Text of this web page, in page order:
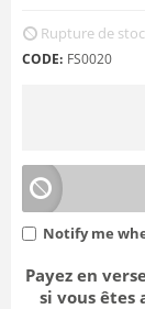
Rupture de
CODE: FS0020
Notify me
Payez en
si vous êtes